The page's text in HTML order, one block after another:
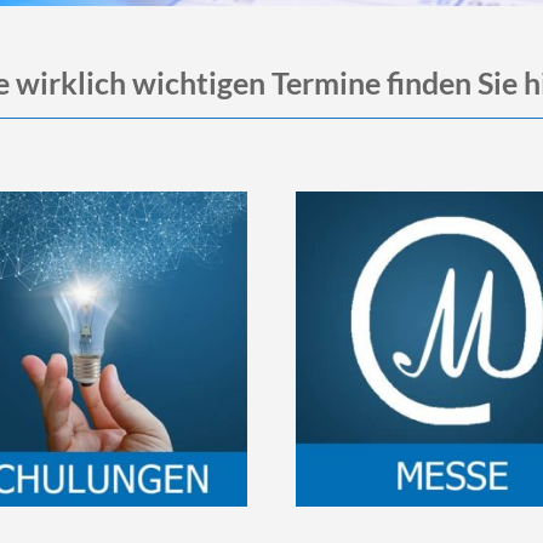
wirklich wichtigen Termine finden Sie